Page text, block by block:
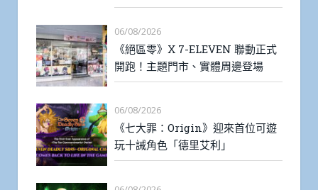
06/08/2026
《絕區零》X 7-ELEVEN 聯動正式
開跑！主題門市、實體周邊登場
06/08/2026
《七大罪：Origin》迎來首位可遊
玩十誡角色「德里艾利」